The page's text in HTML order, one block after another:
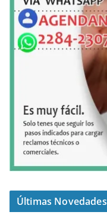
Últimas Novedades